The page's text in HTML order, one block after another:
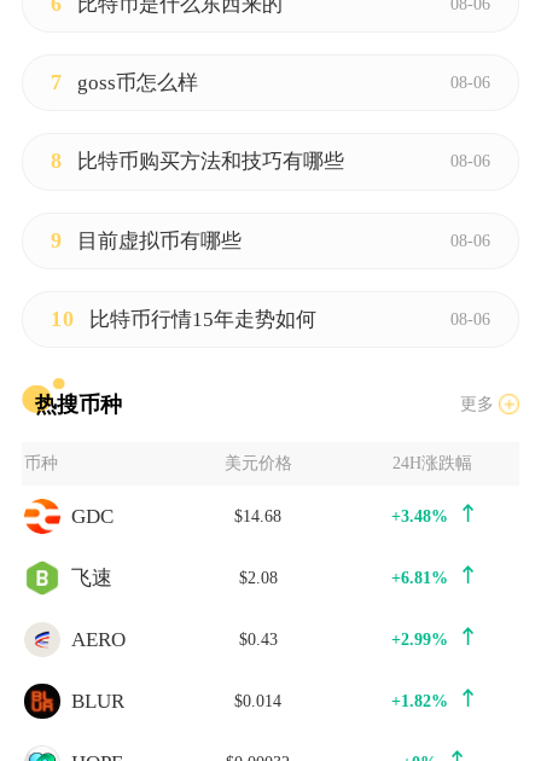
7 goss币怎么样 08-06
8 比特币购买方法和技巧有哪些 08-06
9 目前虚拟币有哪些 08-06
10 比特币行情15年走势如何 08-06
热搜币种 更多
币种 美元价格 24H涨跌幅
GDC $14.68 +3.48%
飞速 $2.08 +6.81%
AERO $0.43 +2.99%
BLUR $0.014 +1.82%